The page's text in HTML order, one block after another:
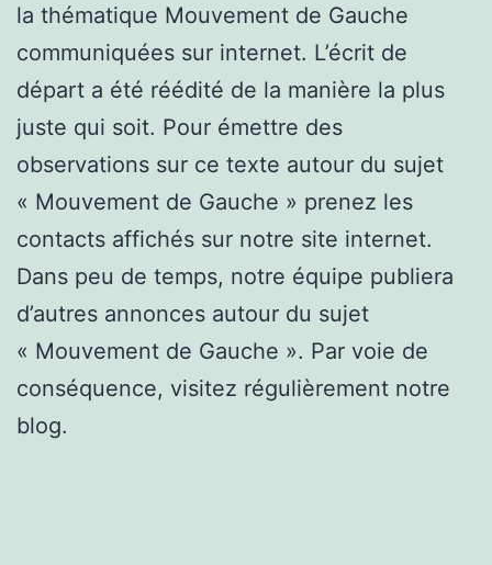
la thématique Mouvement de Gauche
communiquées sur internet. L’écrit de
départ a été réédité de la manière la plus
juste qui soit. Pour émettre des
observations sur ce texte autour du sujet
« Mouvement de Gauche » prenez les
contacts affichés sur notre site internet.
Dans peu de temps, notre équipe publiera
d’autres annonces autour du sujet
« Mouvement de Gauche ». Par voie de
conséquence, visitez régulièrement notre
blog.